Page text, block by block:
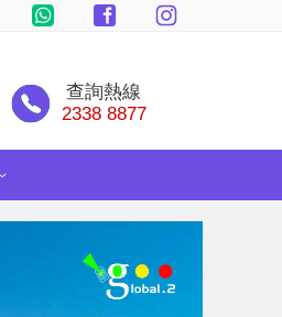
查詢熱線
2338 8877
環球旅遊情報網